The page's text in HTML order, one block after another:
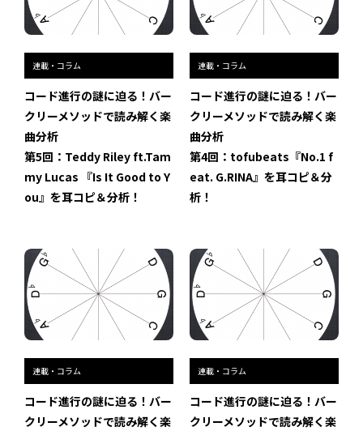
過去の展覧会
配信中のオンライン講座
全ての記事ページ
連載・コラム
コード進行の謎に迫る！バー
クリーメソッドで読み解く楽
曲分析
第5回：Teddy Riley ft.Tam
my Lucas 『Is It Good to Y
ou』を耳コピ＆分析！
連載・コラム
コード進行の謎に迫る！バー
クリーメソッドで読み解く楽
曲分析
第4回：tofubeats『No.1 f
eat. G.RINA』を耳コピ＆分
析！
連載・コラム
コード進行の謎に迫る！バー
クリーメソッドで読み解く楽
連載・コラム
コード進行の謎に迫る！バー
クリーメソッドで読み解く楽